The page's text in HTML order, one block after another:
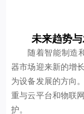
未来趋势
随着智能制造
器市场迎来新的增
为设备发展的方向
重与云平台和物联
护。